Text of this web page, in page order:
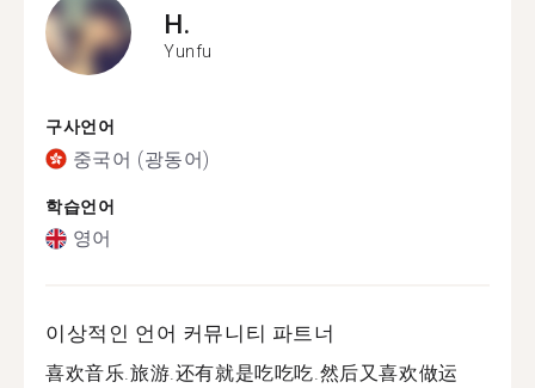
H.
Yunfu
구사언어
중국어 (광동어)
학습언어
영어
이상적인 언어 커뮤니티 파트너
喜欢音乐.旅游.还有就是吃吃吃.然后又喜欢做运